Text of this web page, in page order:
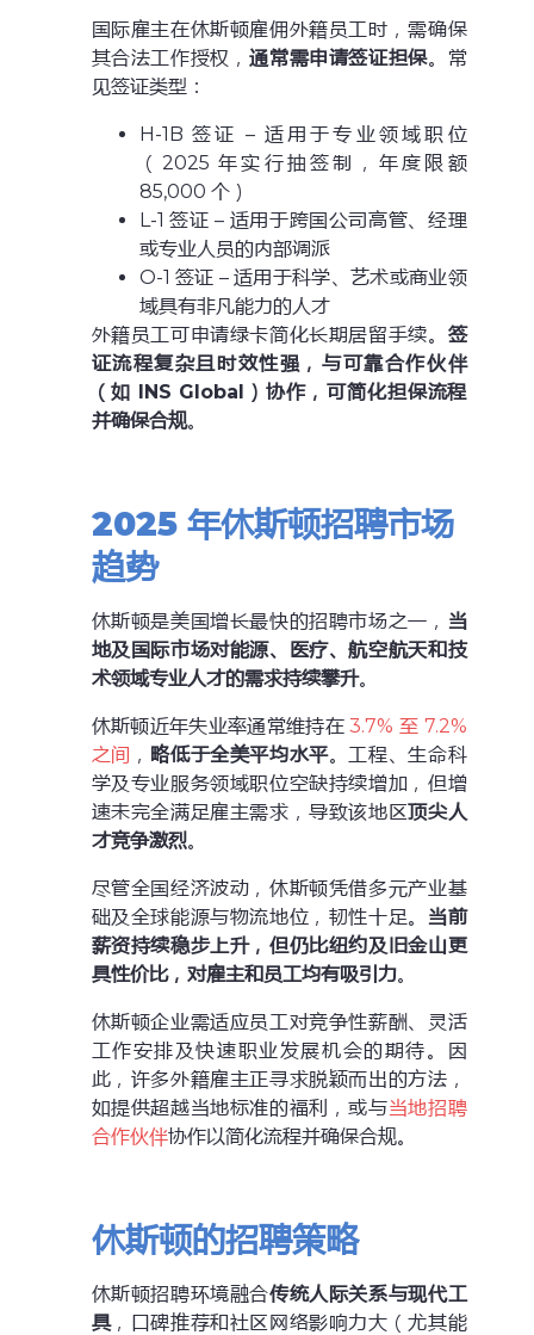
国际雇主在休斯顿雇佣外籍员工时，需确保
其合法工作授权，通常需申请签证担保。常
见签证类型：
H-1B 签证 – 适用于专业领域职位
（2025 年实行抽签制，年度限额
85,000 个）
L-1 签证 – 适用于跨国公司高管、经理
或专业人员的内部调派
O-1 签证 – 适用于科学、艺术或商业领
域具有非凡能力的人才
外籍员工可申请绿卡简化长期居留手续。 签
证流程复杂且时效性强，与可靠合作伙伴
（如 INS Global）协作，可简化担保流程
并确保合规。
2025 年休斯顿招聘市场
趋势
休斯顿是美国增长最快的招聘市场之一， 当
地及国际市场对能源、医疗、航空航天和技
术领域专业人才的需求持续攀升。
休斯顿近年失业率通常维持在3.7% 至 7.2%
之间 ， 略低于全美平均水平。工程、生命科
学及专业服务领域职位空缺持续增加，但增
速未完全满足雇主需求，导致该地区顶尖人
才竞争激烈。
尽管全国经济波动，休斯顿凭借多元产业基
础及全球能源与物流地位，韧性十足。 当前
薪资持续稳步上升，但仍比纽约及旧金山更
具性价比，对雇主和员工均有吸引力。
休斯顿企业需适应员工对竞争性薪酬、灵活
工作安排及快速职业发展机会的期待。因
此，许多外籍雇主正寻求脱颖而出的方法，
如提供超越当地标准的福利，或与当地招聘
合作伙伴协作以简化流程并确保合规。
休斯顿的招聘策略
休斯顿招聘环境融合传统人际关系与现代工
具，口碑推荐和社区网络影响力大（尤其能